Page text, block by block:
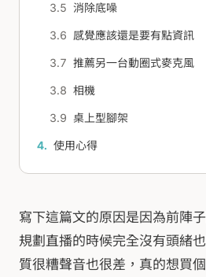
消除底噪
感覺應該還是要有點資訊
推薦另一台動圈式麥克風
相機
桌上型腳架
使用心得
寫下這篇文的原因是因為前陣子
規劃直播的時候完全沒有頭緒
質很糟聲音也很差，真的想買